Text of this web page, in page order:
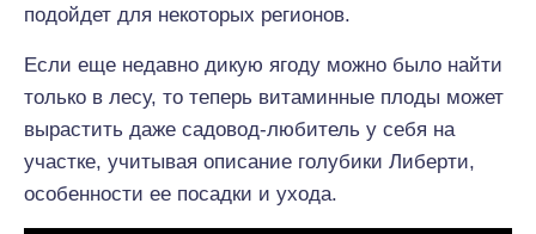
подойдет для некоторых регионов.
Если еще недавно дикую ягоду можно было найти
только в лесу, то теперь витаминные плоды может
вырастить даже садовод-любитель у себя на
участке, учитывая описание голубики Либерти,
особенности ее посадки и ухода.